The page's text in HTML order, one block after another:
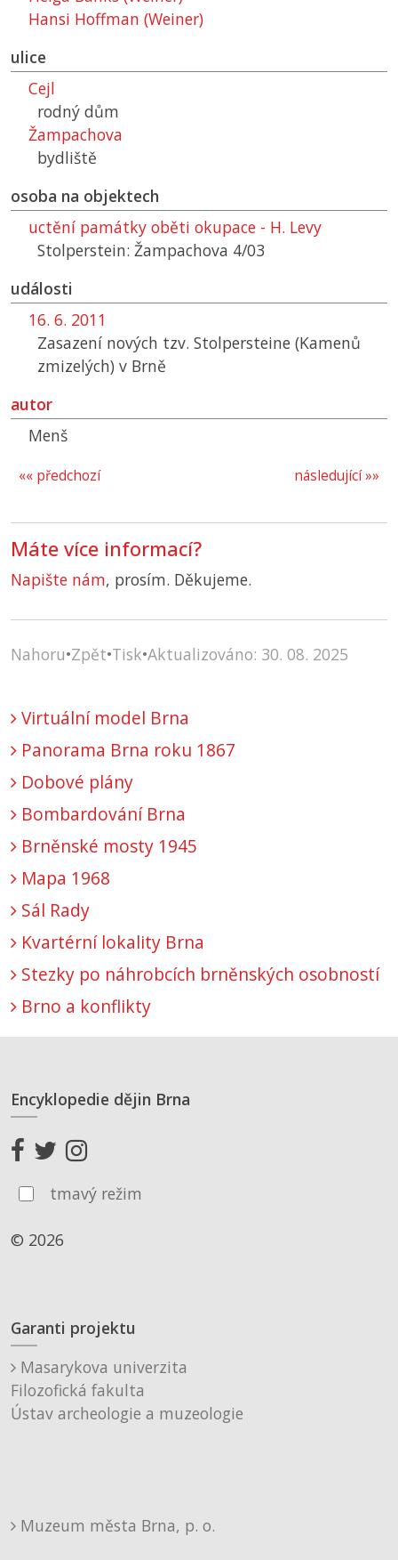
Hansi Hoffman (Weiner)
ulice
Cejl
rodný dům
Žampachova
bydliště
osoba na objektech
uctění památky oběti okupace - H. Levy
Stolperstein: Žampachova 4/03
události
16. 6. 2011
Zasazení nových tzv. Stolpersteine (Kamenů
zmizelých) v Brně
autor
Menš
následující »»
«« předchozí
Máte více informací?
Napište nám, prosím. Děkujeme.
Nahoru•Zpět•Tisk•Aktualizováno: 30. 08. 2025
Virtuální model Brna
Panorama Brna roku 1867
Dobové plány
Bombardování Brna
Brněnské mosty 1945
Mapa 1968
Sál Rady
Kvartérní lokality Brna
Stezky po náhrobcích brněnských osobností
Brno a konflikty
Encyklopedie dějin Brna
tmavý režim
© 2026
Garanti projektu
Masarykova univerzita
Filozofická fakulta
Ústav archeologie a muzeologie
Muzeum města Brna, p. o.